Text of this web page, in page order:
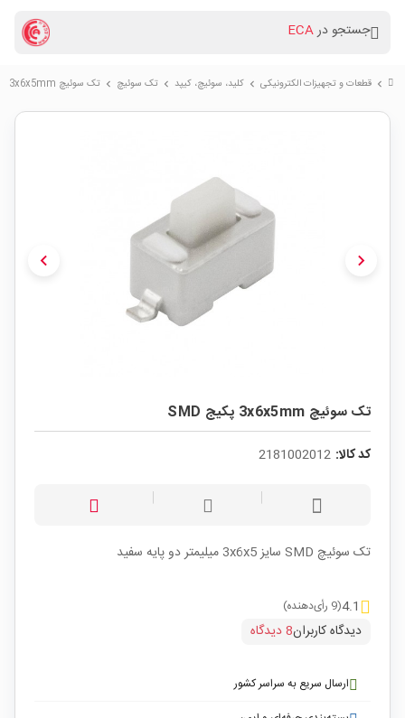
جستجو درECA
chevron_right قطعات و تجهیزات الکترونیکی chevron_right کلید، سوئیچ، کیپد chevron_right تک سوئیچ chevron_right تک سوئیچ 3x6x5mm پکیج SMD
chevron_left chevron_right
تک سوئیچ 3x6x5mm پکیج SMD
کد کالا: 2181002012
تک سوئیچ SMD سایز 3x6x5 میلیمتر دو پایه سفید
4.1(9 رأی‌دهنده)
دیدگاه کاربران8 دیدگاه
ارسال سریع به سراسر کشور